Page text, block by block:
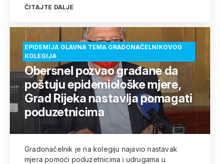
ČITAJTE DALJE
EPIDEMIJA GLAVNA TEMA GRADONAČELNIKOVOG
KOLEGIJA
Obersnel pozvao građane da
poštuju epidemiološke mjere,
Grad Rijeka nastavlja pomagati
poduzetnicima
Gradonačelnik je na kolegiju najavio nastavak
mjera pomoći poduzetnicima i udrugama u